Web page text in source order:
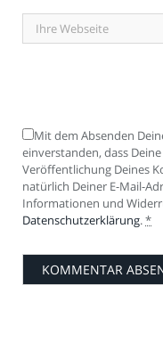
Mit dem Absenden
einverstanden, dass
Veröffentlichung Deines
natürlich Deiner E-Mail-
Informationen und
Datenschutzerklärung.*